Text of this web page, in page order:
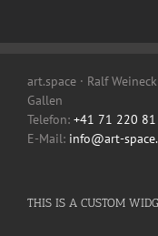
art.space · Ralf
Gallen
Telefon: +41 71 220
E-Mail: info@art-
THIS IS A CUSTOM